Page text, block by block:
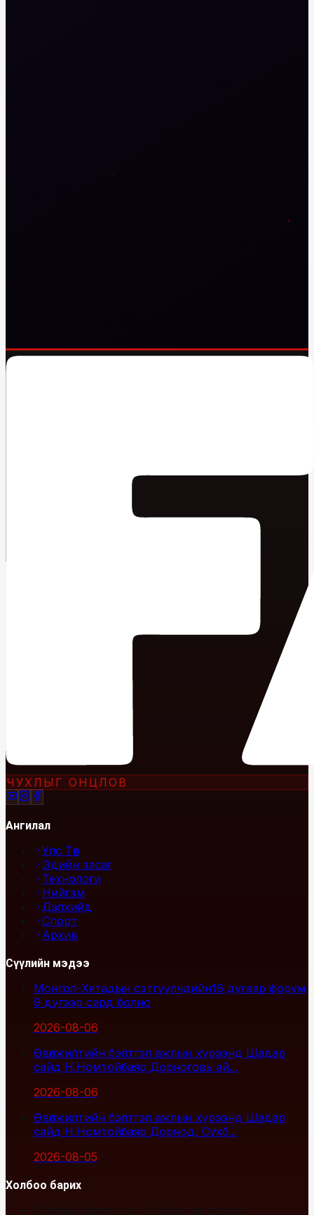
ЧУХЛЫГ ОНЦЛОВ
Ангилал
Улс Төр
Эдийн засаг
Технологи
Нийгэм
Дэлхийд
Спорт
Архив
Сүүлийн мэдээ
Монгол-Хятадын сэтгүүлчдийн16 дугаар форум
9 дүгээр сард болно
2026-08-06
Өвөлжилтийн бэлтгэл ажлын хүрээнд Шадар
сайд Н.Номтойбаяр Дорноговь ай...
2026-08-06
Өвөлжилтийн бэлтгэл ажлын хүрээнд Шадар
сайд Н.Номтойбаяр Дорнод, Сүхб...
2026-08-05
Холбоо барих